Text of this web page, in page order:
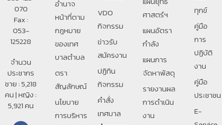
070
Fax :
053-
125228
จำนวน
ประชากร
ชาย : 5,218
คน | หญิง :
5,921 คน
อํานาจ
หน้าที่ตาม
กฎหมาย
ของเทศ
บาลตําบล
ตรา
สัญลักษณ์
นโยบาย
การบริหาร
VDO
กิจกรรม
ข่าวรับ
สมัครงาน
ปฏิทิน
กิจกรรม
คำสั่ง
เทศบาล
ศาสตร์ฯ
แผนอัตรา
กำลัง
แผนการ
จัดหาพัสดุ
รายงานผล
การดำเนิน
งาน
ทุกข์
คู่มือ
การ
ปฏิบัติ
งาน
คู่มือ
ประชาชน
E-